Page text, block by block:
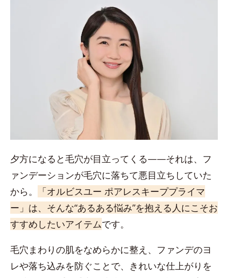
夕方になると毛穴が目立ってくる——それは、フ
ァンデーションが毛穴に落ちて悪目立ちしていた
から。
「オルビスユー ポアレスキーププライマ
ー」は、そんな“あるある悩み”を抱える人にこそお
すすめしたいアイテムです。
毛穴まわりの肌をなめらかに整え、ファンデのヨ
レや落ち込みを防ぐことで、きれいな仕上がりを